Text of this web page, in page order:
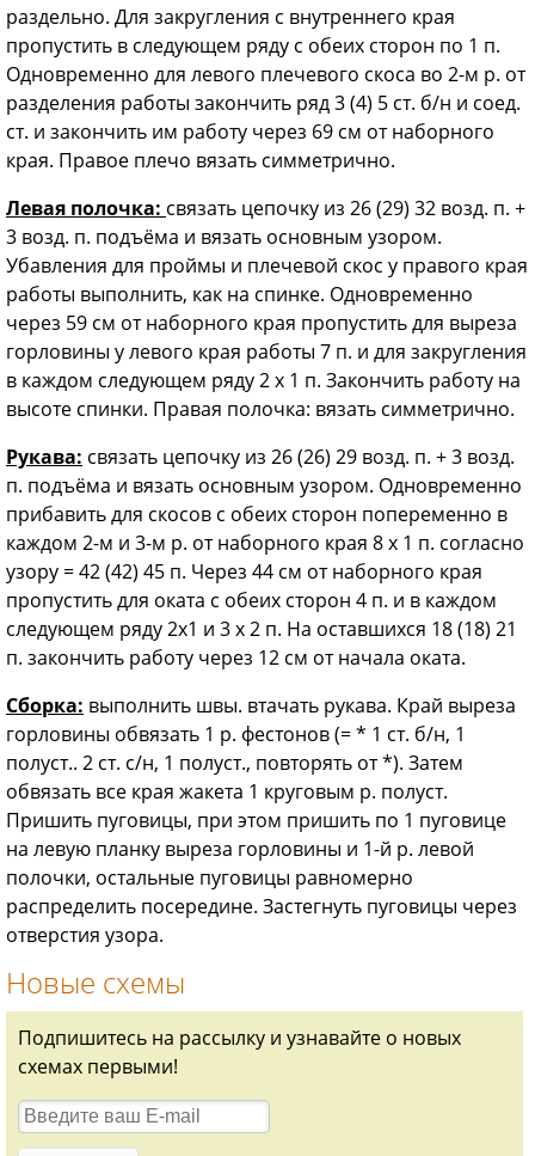
раздельно. Для закругления с внутреннего края
пропустить в следующем ряду с обеих сторон по 1 п.
Одновременно для левого плечевого скоса во 2-м р. от
разделения работы закончить ряд 3 (4) 5 ст. б/н и соед.
ст. и закончить им работу через 69 см от наборного
края. Правое плечо вязать симметрично.
Левая полочка: связать цепочку из 26 (29) 32 возд. п. +
3 возд. п. подъёма и вязать основным узором.
Убавления для проймы и плечевой скос у правого края
работы выполнить, как на спинке. Одновременно
через 59 см от наборного края пропустить для выреза
горловины у левого края работы 7 п. и для закругления
в каждом следующем ряду 2 х 1 п. Закончить работу на
высоте спинки. Правая полочка: вязать симметрично.
Рукава: связать цепочку из 26 (26) 29 возд. п. + 3 возд.
п. подъёма и вязать основным узором. Одновременно
прибавить для скосов с обеих сторон попеременно в
каждом 2-м и 3-м р. от наборного края 8 х 1 п. согласно
узору = 42 (42) 45 п. Через 44 см от наборного края
пропустить для оката с обеих сторон 4 п. и в каждом
следующем ряду 2x1 и 3 х 2 п. На оставшихся 18 (18) 21
п. закончить работу через 12 см от начала оката.
Сборка: выполнить швы. втачать рукава. Край выреза
горловины обвязать 1 р. фестонов (= * 1 ст. б/н, 1
полуст.. 2 ст. с/н, 1 полуст., повторять от *). Затем
обвязать все края жакета 1 круговым р. полуст.
Пришить пуговицы, при этом пришить по 1 пуговице
на левую планку выреза горловины и 1-й р. левой
полочки, остальные пуговицы равномерно
распределить посередине. Застегнуть пуговицы через
отверстия узора.
Новые схемы
Подпишитесь на рассылку и узнавайте о новых
схемах первыми!